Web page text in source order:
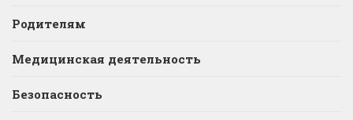
Родителям
Медицинская деятельность
Безопасность